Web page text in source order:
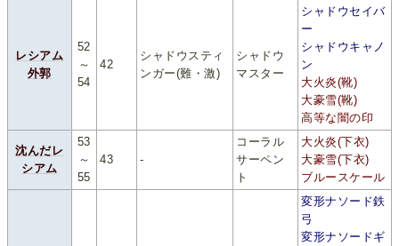
レシアム
外郭
52
～
54
42
シャドウスティ
ンガー(難・激)
シャドウ
マスター
シャドウセイバ
ー
シャドウキャノ
ン
大火炎(靴)
大豪雪(靴)
高等な闇の印
沈んだレ
シアム
53
～
55
43 -
コーラル
サーペン
ト
大火炎(下衣)
大豪雪(下衣)
ブルースケール
変形ナソード鉄
弓
変形ナソードギ